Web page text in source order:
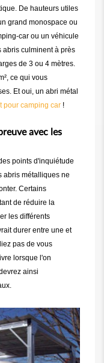
De hauteurs utiles
grand monospace ou
car ou un véhicule
abris culminent à près
de 3 ou 4 mètres.
ce qui vous
Et oui, un abri métal
pour camping car !
avec les
points d'inquiétude
abris métalliques ne
Certains
de réduire la
les différents
durer entre une et
pas de vous
lorsque l'on
ainsi